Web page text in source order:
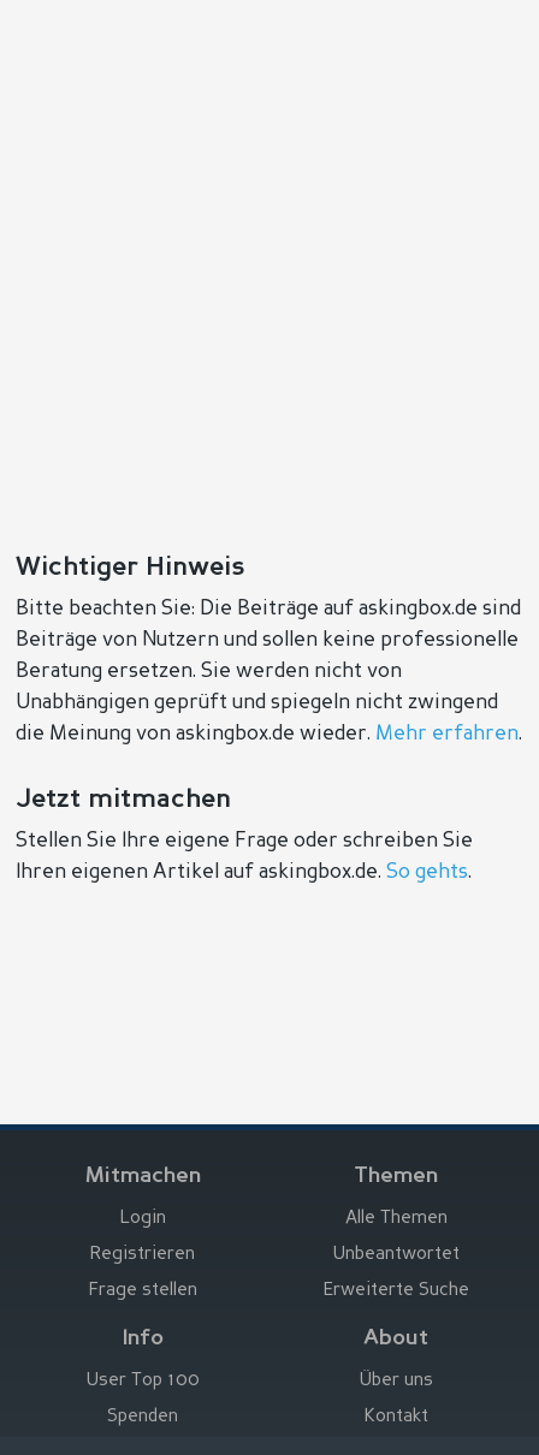
Wichtiger Hinweis
Bitte beachten Sie: Die Beiträge auf askingbox.de sind
Beiträge von Nutzern und sollen keine professionelle
Beratung ersetzen. Sie werden nicht von
Unabhängigen geprüft und spiegeln nicht zwingend
die Meinung von askingbox.de wieder. Mehr erfahren.
Jetzt mitmachen
Stellen Sie Ihre eigene Frage oder schreiben Sie
Ihren eigenen Artikel auf askingbox.de.So gehts.
Mitmachen
Login
Registrieren
Frage stellen
Themen
Alle Themen
Unbeantwortet
Erweiterte Suche
Info
User Top 100
Spenden
About
Über uns
Kontakt